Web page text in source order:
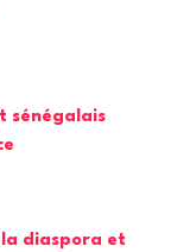
sénégalais
la diaspora et